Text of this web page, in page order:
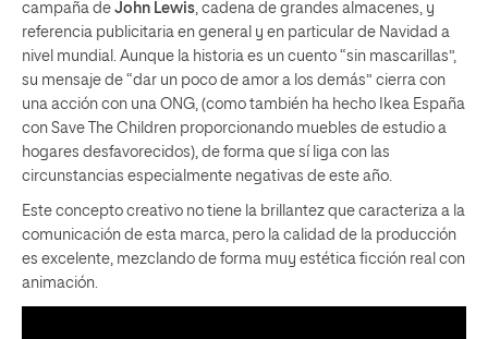
campaña de John Lewis, cadena de grandes almacenes, y
referencia publicitaria en general y en particular de Navidad a
nivel mundial. Aunque la historia es un cuento “sin mascarillas”,
su mensaje de “dar un poco de amor a los demás” cierra con
una acción con una ONG, (como también ha hecho Ikea España
con Save The Children proporcionando muebles de estudio a
hogares desfavorecidos), de forma que sí liga con las
circunstancias especialmente negativas de este año.
Este concepto creativo no tiene la brillantez que caracteriza a la
comunicación de esta marca, pero la calidad de la producción
es excelente, mezclando de forma muy estética ficción real con
animación.